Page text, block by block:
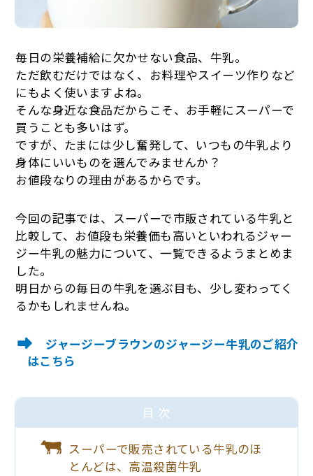
毎日の栄養補給に欠かせない食品、牛乳。
ただ飲むだけではなく、お料理やスイーツ作りなど
にもよく使いますよね。
そんな身近な食品だからこそ、お手軽にスーパーで
買うことも多いはず。
ですが、たまには少し奮発して、いつもの牛乳より
身体にいいものを選んでみませんか？
お値段なりの理由があるからです。
今回の記事では、スーパーで市販されている牛乳と
比較して、お値段も栄養価も高いといわれるジャー
ジー牛乳の魅力について、一覧できるようまとめま
した。
明日からの毎日の牛乳を選ぶ目も、少し変わってく
るかもしれませんね。
ジャージーブラウンのジャージー牛乳のご紹介
はこちら
目 次
スーパーで販売されている牛乳のほ
とんどは、高温殺菌牛乳